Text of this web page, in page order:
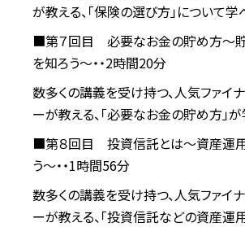
が教える、「保険の選び方」について学
■第７回目 必要なお金の貯め方～
を知ろう～・・2時間20分
数多くの講義を受け持つ、人気ファイ
ーが教える、「必要なお金の貯め方」
■第８回目 投資信託とは～資産運
う～・・1時間56分
数多くの講義を受け持つ、人気ファイ
ーが教える、「投資信託などの資産運